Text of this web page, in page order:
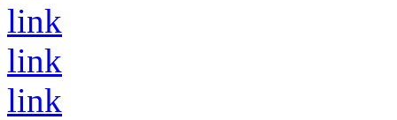
link
link
link